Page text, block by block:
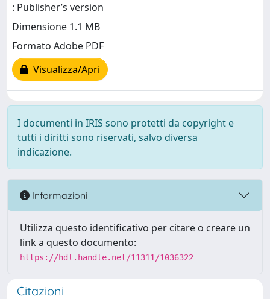
: Publisher’s version
Dimensione 1.1 MB
Formato Adobe PDF
Visualizza/Apri
I documenti in IRIS sono protetti da copyright e
tutti i diritti sono riservati, salvo diversa
indicazione.
Informazioni
Utilizza questo identificativo per citare o creare un
link a questo documento:
https://hdl.handle.net/11311/1036322
Citazioni